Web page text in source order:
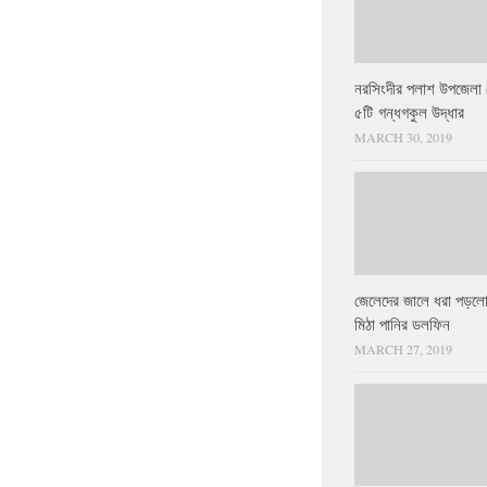
নরসিংদীর পলাশ উপজেলা
৫টি গন্ধগকুল উদ্ধার
MARCH 30, 2019
জেলেদের জালে ধরা
মিঠা পানির ডলফিন
MARCH 27, 2019